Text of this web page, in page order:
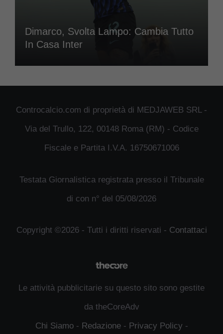
Dimarco, Svolta Lampo: Cambia Tutto
In Casa Inter
Controcalcio.com di proprietà di MEDJAWEB SRL -
Via del Trullo, 122, 00148 Roma (RM) - Codice
Fiscale e Partita I.V.A. 16750671006
Testata Giornalistica registrata presso il Tribunale
di con n° del 05/08/2026
Copyright ©2026 - Tutti i diritti riservati - Contattaci
Le attività pubblicitarie su questo sito sono gestite
da theCoreAdv
Chi Siamo- Redazione- Privacy Policy -